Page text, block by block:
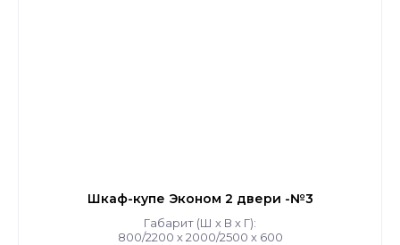
Шкаф-купе Эконом 2 двери -№3
Габарит (Ш х В х Г):
800/2200 х 2000/2500 х 600